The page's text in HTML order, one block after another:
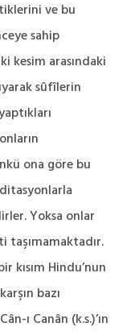
ve bu
sahip
kesim arasındaki
sûfîlerin
ona göre bu
Yoksa onlar
taşımamaktadır.
kısım Hindu’nun
bazı
ı Canân (k.s.)’ın